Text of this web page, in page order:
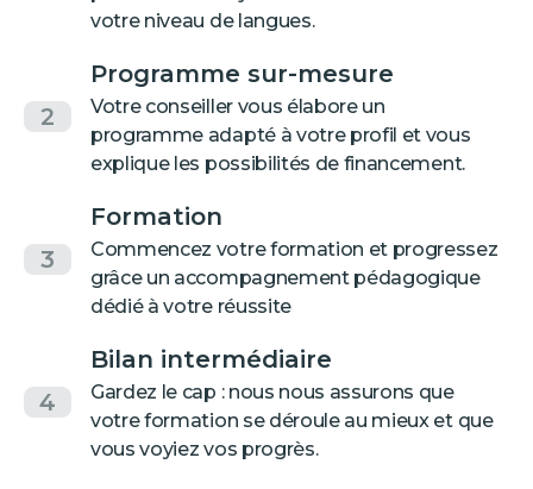
votre niveau de langues.
2
Programme sur-mesure
Votre conseiller vous élabore un
programme adapté à votre profil et vous
explique les possibilités de financement.
3
Formation
Commencez votre formation et progressez
grâce un accompagnement pédagogique
dédié à votre réussite
4
Bilan intermédiaire
Gardez le cap : nous nous assurons que
votre formation se déroule au mieux et que
vous voyiez vos progrès.